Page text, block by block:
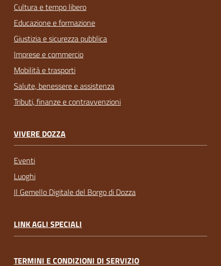
Cultura e tempo libero
Educazione e formazione
Giustizia e sicurezza pubblica
Imprese e commercio
Mobilità e trasporti
Salute, benessere e assistenza
Tributi, finanze e contravvenzioni
VIVERE DOZZA
Eventi
Luoghi
Il Gemello Digitale del Borgo di Dozza
LINK AGLI SPECIALI
TERMINI E CONDIZIONI DI SERVIZIO